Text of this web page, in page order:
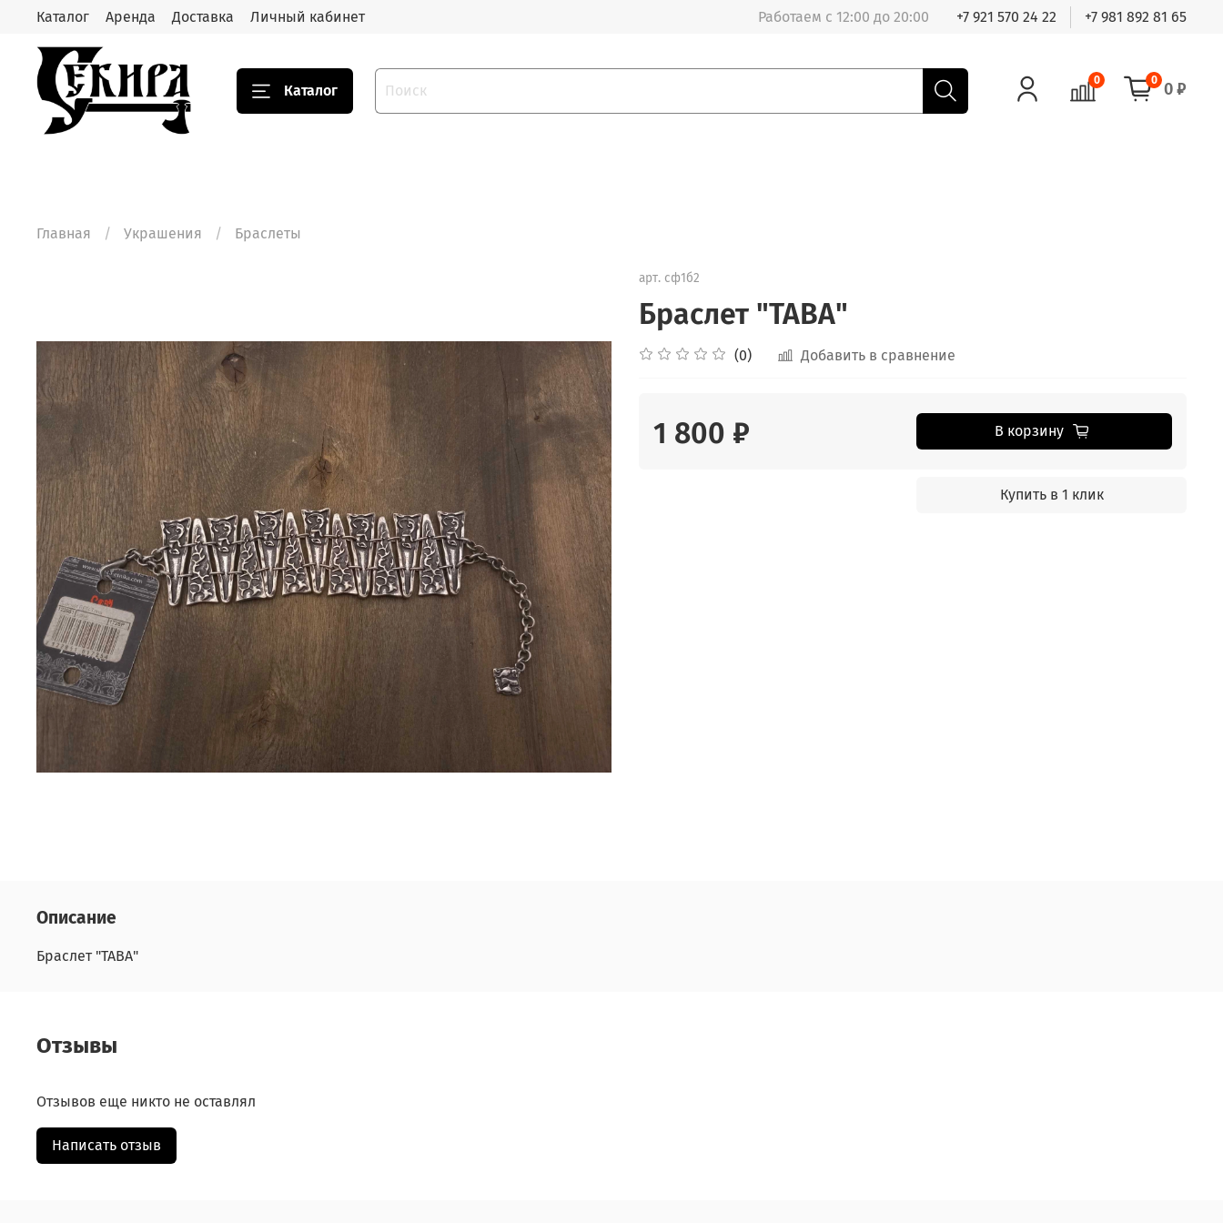
Каталог Аренда Доставка Личный кабинет Работаем с 12:00 до 20:00 +7 921 570 24 22 +7 981 892 81 65
Каталог
0 0 0 ₽
Главная Украшения Браслеты
арт. сф1б2
Браслет "ТАВА"
(0) Добавить в сравнение
1 800 ₽ В корзину
Купить в 1 клик
Описание
Браслет "ТАВА"
Отзывы
Отзывов еще никто не оставлял
Написать отзыв